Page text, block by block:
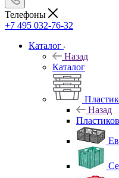
Телефоны
+7 495 032-76-32
Каталог
Назад
Каталог
Назад